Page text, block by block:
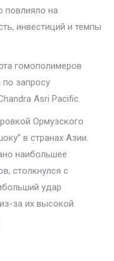
повлияло на
инвестиций и темпы
гомополимеров
запросу
Asri Pacific.
Ормузского
в странах Азии.
наибольшее
столкнулся с
удар
за их высокой